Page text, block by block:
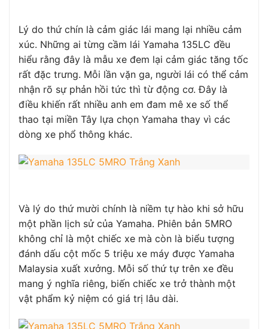
Lý do thứ chín là cảm giác lái mang lại nhiều cảm
xúc. Những ai từng cầm lái Yamaha 135LC đều
hiểu rằng đây là mẫu xe đem lại cảm giác tăng tốc
rất đặc trưng. Mỗi lần vặn ga, người lái có thể cảm
nhận rõ sự phản hồi tức thì từ động cơ. Đây là
điều khiến rất nhiều anh em đam mê xe số thể
thao tại miền Tây lựa chọn Yamaha thay vì các
dòng xe phổ thông khác.
Và lý do thứ mười chính là niềm tự hào khi sở hữu
một phần lịch sử của Yamaha. Phiên bản 5MRO
không chỉ là một chiếc xe mà còn là biểu tượng
đánh dấu cột mốc 5 triệu xe máy được Yamaha
Malaysia xuất xưởng. Mỗi số thứ tự trên xe đều
mang ý nghĩa riêng, biến chiếc xe trở thành một
vật phẩm kỷ niệm có giá trị lâu dài.